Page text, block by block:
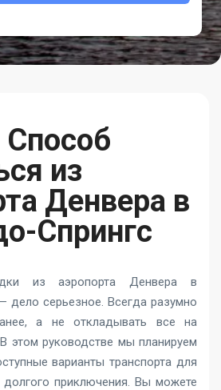
из
Денвера в
Спрингс
из аэропорта Денвера в
дело серьезное. Всегда разумно
а не откладывать все на
этом руководстве мы планируем
варианты транспорта для
долгого приключения. Вы можете